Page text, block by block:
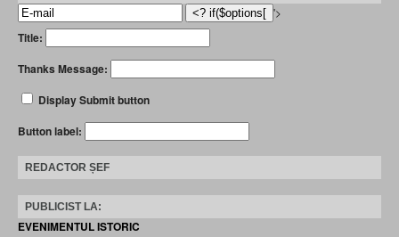
'>
Title:
Thanks Message:
Display Submit button
Button label:
REDACTOR ȘEF
PUBLICIST LA:
EVENIMENTUL ISTORIC